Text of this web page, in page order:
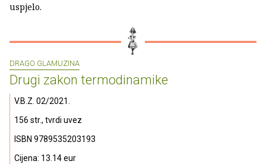
uspjelo.
DRAGO GLAMUZINA
Drugi zakon termodinamike
V.B.Z. 02/2021.
156 str., tvrdi uvez
ISBN 9789535203193
Cijena: 13.14 eur